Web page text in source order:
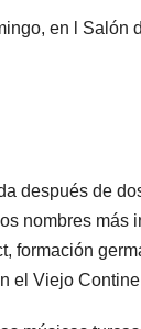
en l Salón
después de
nombres
formación
el Viejo